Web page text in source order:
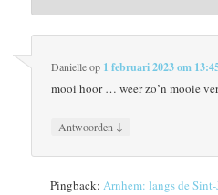
Danielleop 1 februari 2023 om
mooi hoor … weer zo’n mooie
Antwoorden ↓
Pingback:Arnhem: langs de